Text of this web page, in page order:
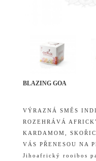
BLAZING GOA
VÝRAZNÁ SMĚS
ROZEHRÁVÁ
KARDAMOM,
VÁS PŘENESOU NA
Jihoafrický rooibos